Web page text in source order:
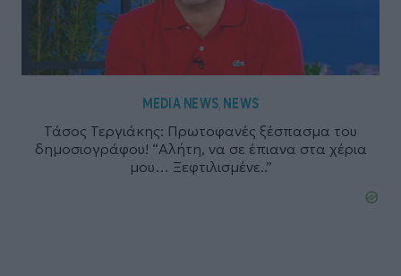
MEDIA NEWS,NEWS
Τάσος Τεργιάκης: Πρωτοφανές ξέσπασμα του
δημοσιογράφου! “Αλήτη, να σε έπιανα στα χέρια
μου… Ξεφτιλισμένε..”